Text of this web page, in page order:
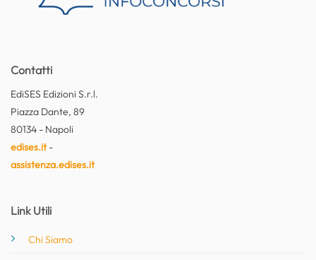
Contatti
EdiSES Edizioni S.r.l.
Piazza Dante, 89
80134 - Napoli
edises.it-
assistenza.edises.it
Link Utili
Chi Siamo